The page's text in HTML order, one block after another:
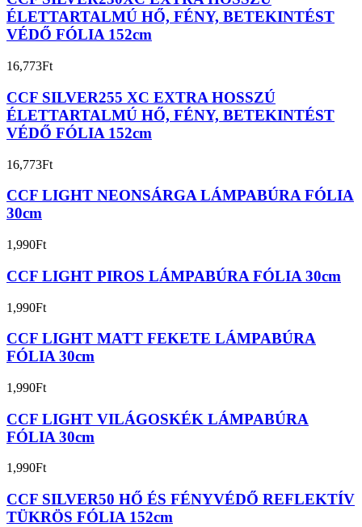
ÉLETTARTALMÚ HŐ, FÉNY, BETEKINTÉST
VÉDŐ FÓLIA 152cm
16,773Ft
CCF SILVER255 XC EXTRA HOSSZÚ
ÉLETTARTALMÚ HŐ, FÉNY, BETEKINTÉST
VÉDŐ FÓLIA 152cm
16,773Ft
CCF LIGHT NEONSÁRGA LÁMPABÚRA FÓLIA
30cm
1,990Ft
CCF LIGHT PIROS LÁMPABÚRA FÓLIA 30cm
1,990Ft
CCF LIGHT MATT FEKETE LÁMPABÚRA
FÓLIA 30cm
1,990Ft
CCF LIGHT VILÁGOSKÉK LÁMPABÚRA
FÓLIA 30cm
1,990Ft
CCF SILVER50 HŐ ÉS FÉNYVÉDŐ REFLEKTÍV
TÜKRÖS FÓLIA 152cm